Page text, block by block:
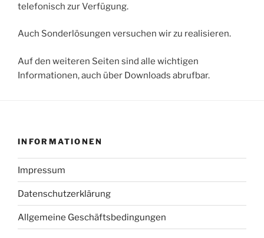
telefonisch zur Verfügung.
Auch Sonderlösungen versuchen wir zu realisieren.
Auf den weiteren Seiten sind alle wichtigen
Informationen, auch über Downloads abrufbar.
INFORMATIONEN
Impressum
Datenschutzerklärung
Allgemeine Geschäftsbedingungen